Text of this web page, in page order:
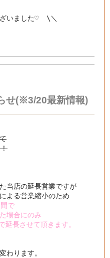
いました♡  \＼
せ(※3/20最新情報)
当店の延長営業ですが
で
場合にのみ
わります。